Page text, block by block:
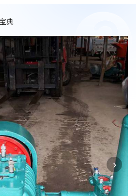
典
›